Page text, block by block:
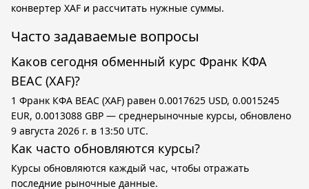
конвертер XAF и рассчитать нужные суммы.
Часто задаваемые вопросы
Каков сегодня обменный курс Франк КФА
BEAC (XAF)?
1 Франк КФА BEAC (XAF) равен 0.0017625 USD, 0.0015245
EUR, 0.0013088 GBP — среднерыночные курсы, обновлено
9 августа 2026 г. в 13:50 UTC.
Как часто обновляются курсы?
Курсы обновляются каждый час, чтобы отражать
последние рыночные данные.